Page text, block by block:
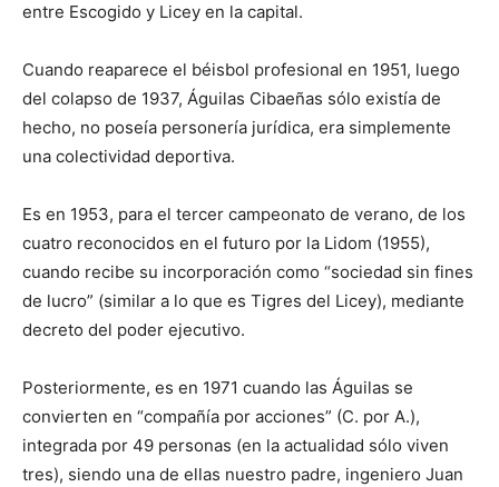
entre Escogido y Licey en la capital.
Cuando reaparece el béisbol profesional en 1951, luego
del colapso de 1937, Águilas Cibaeñas sólo existía de
hecho, no poseía personería jurídica, era simplemente
una colectividad deportiva.
Es en 1953, para el tercer campeonato de verano, de los
cuatro reconocidos en el futuro por la Lidom (1955),
cuando recibe su incorporación como “sociedad sin fines
de lucro” (similar a lo que es Tigres del Licey), mediante
decreto del poder ejecutivo.
Posteriormente, es en 1971 cuando las Águilas se
convierten en “compañía por acciones” (C. por A.),
integrada por 49 personas (en la actualidad sólo viven
tres), siendo una de ellas nuestro padre, ingeniero Juan